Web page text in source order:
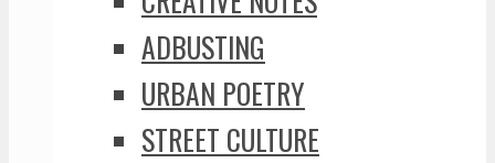
ADBUSTING
URBAN POETRY
STREET CULTURE